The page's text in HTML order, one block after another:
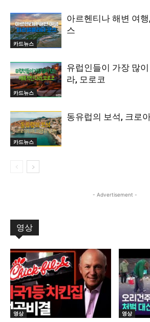
카드뉴스
아르헨티나 해변 여
스
카드뉴스
유럽인들이 가장 많
라, 모로코
카드뉴스
동유럽의 보석, 크로
- Advertisement -
영상
영상 영상